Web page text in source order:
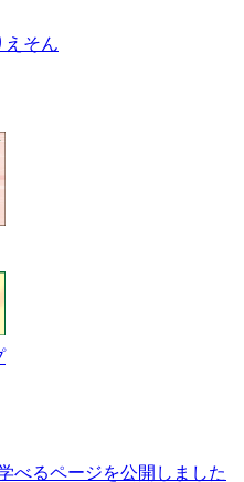
べるページを公開しました